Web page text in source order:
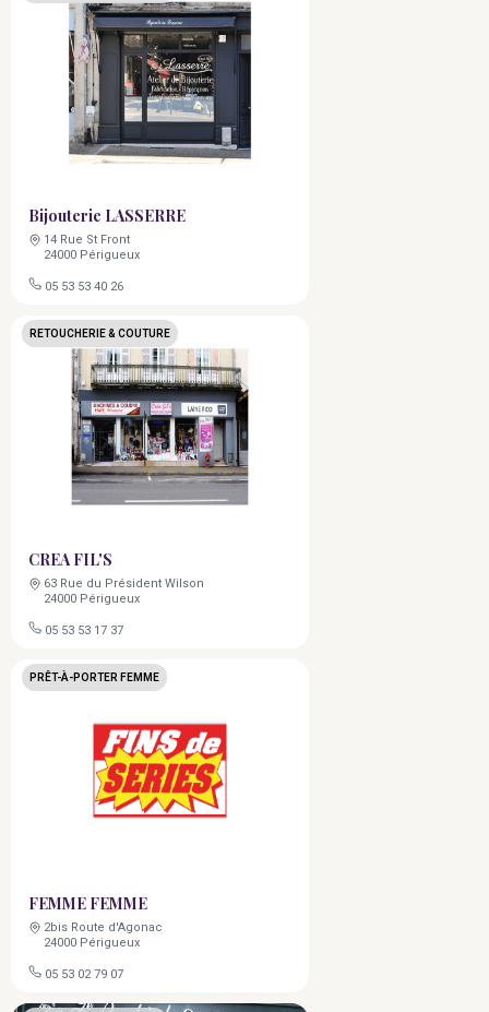
Bijouterie LASSERRE
14 Rue St Front
24000 Périgueux
05 53 53 40 26
CREA FIL'S
63 Rue du Président Wilson
24000 Périgueux
05 53 53 17 37
RETOUCHERIE & COUTURE
FEMME FEMME
2bis Route d'Agonac
24000 Périgueux
05 53 02 79 07
PRÊT-À-PORTER FEMME